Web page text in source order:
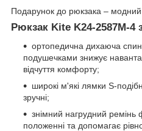
Подарунок до рюкзака –
Рюкзак Kite K24-2587M-4
ортопедична дихаюча
подушечками знижує
відчуття комфорту;
широкі м'які лямки S-
зручні;
знімний нагрудний ремінь
положенні та допомагає